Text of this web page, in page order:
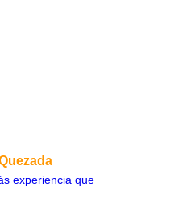
experiencia que